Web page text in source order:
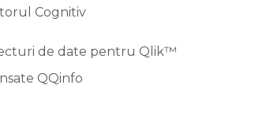
Cognitiv
de date pentru Qlik™
QQinfo